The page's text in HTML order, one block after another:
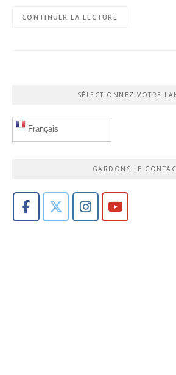
CONTINUER LA LECTURE
SÉLECTIONNEZ VOTRE
Français
GARDONS LE